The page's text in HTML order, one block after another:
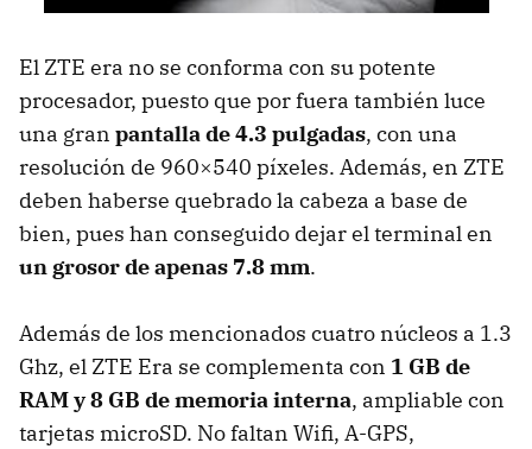
El ZTE era no se conforma con su potente
procesador, puesto que por fuera también luce
una gran pantalla de 4.3 pulgadas, con una
resolución de 960×540 píxeles. Además, en ZTE
deben haberse quebrado la cabeza a base de
bien, pues han conseguido dejar el terminal en
un grosor de apenas 7.8 mm.
Además de los mencionados cuatro núcleos a 1.3
Ghz, el ZTE Era se complementa con 1 GB de
RAMy 8 GB de memoria interna, ampliable con
tarjetas microSD. No faltan Wifi, A-GPS,